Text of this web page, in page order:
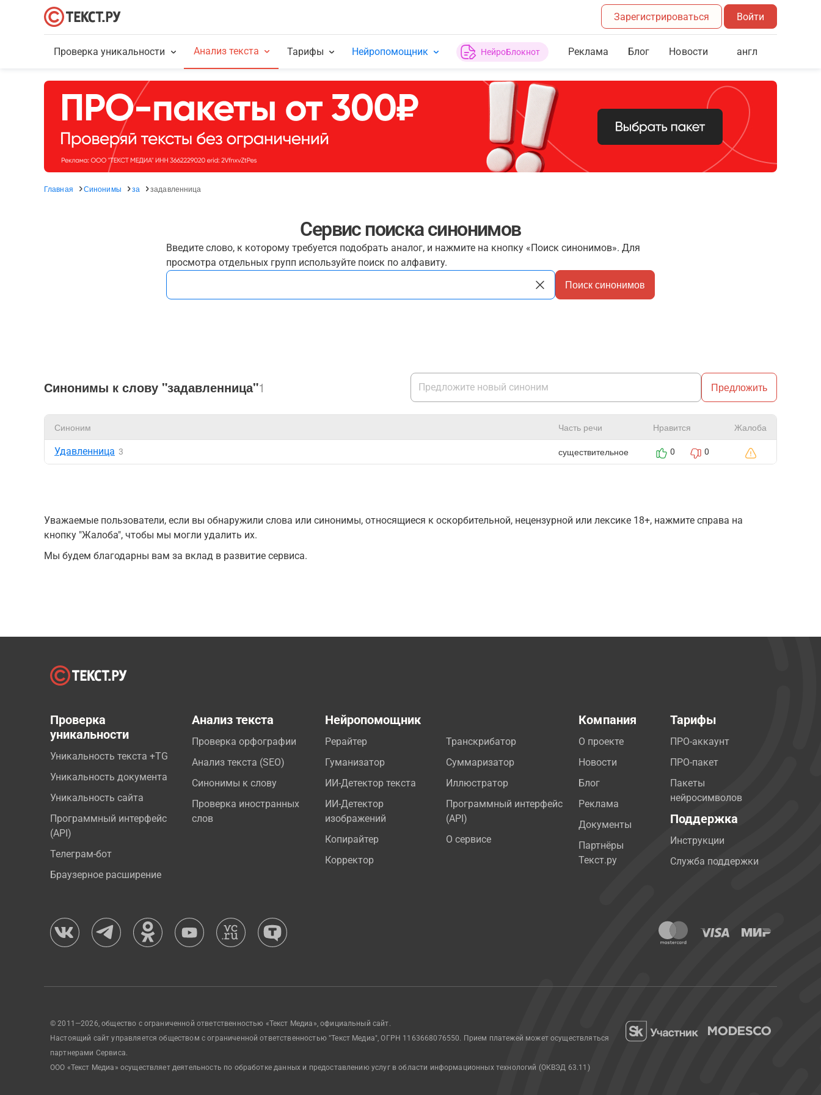
Зарегистрироваться Войти
Проверка уникальности Анализ текста Тарифы Нейропомощник НейроБлокнот Реклама Блог Новости англ
Главная Синонимы за задавленница
Сервис поиска синонимов
Введите слово, к которому требуется подобрать аналог, и нажмите на кнопку «Поиск синонимов». Для
просмотра отдельных групп используйте поиск по алфавиту.
Поиск синонимов
Синонимы к слову "задавленница"1 Предложить
Синоним Часть речи Нравится Жалоба
Удавленница 3 существительное 0 0
Уважаемые пользователи, если вы обнаружили слова или синонимы, относящиеся к оскорбительной, нецензурной или лексике 18+, нажмите справа на
кнопку "Жалоба", чтобы мы могли удалить их.
Мы будем благодарны вам за вклад в развитие сервиса.
Проверка
уникальности
Уникальность текста +TG
Уникальность документа
Уникальность сайта
Программный интерфейс
(API)
Телеграм-бот
Браузерное расширение
Анализ текста
Проверка орфографии
Анализ текста (SEO)
Синонимы к слову
Проверка иностранных
слов
Нейропомощник
Рерайтер
Гуманизатор
ИИ-Детектор текста
ИИ-Детектор
изображений
Копирайтер
Корректор
Транскрибатор
Суммаризатор
Иллюстратор
Программный интерфейс
(API)
О сервисе
Компания
О проекте
Новости
Блог
Реклама
Документы
Партнёры
Текст.ру
Тарифы
ПРО-аккаунт
ПРО-пакет
Пакеты
нейросимволов
Поддержка
Инструкции
Служба поддержки
© 2011—2026, общество с ограниченной ответственностью «Текст Медиа», официальный сайт.
Настоящий сайт управляется обществом с ограниченной ответственностью "Текст Медиа", ОГРН 1163668076550. Прием платежей может осуществляться
партнерами Сервиса.
ООО «Текст Медиа» осуществляет деятельность по обработке данных и предоставлению услуг в области информационных технологий (ОКВЭД 63.11)